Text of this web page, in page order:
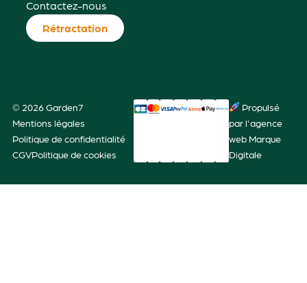
Contactez-nous
Rétractation
© 2026 Garden7
Mentions légales
Politique de confidentialité
CGVPolitique de cookies
Propulsé
par l'agence
web Marque
Digitale